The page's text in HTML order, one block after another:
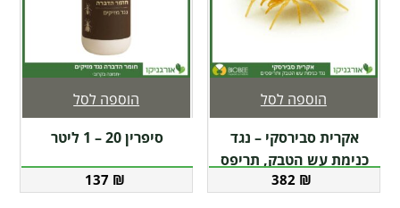
אקרית סבירסקי – נגד
כנימת עש הטבק, תריפס
382 ₪
הוספה לסל
סיפרין 20 – 1 ליטר
137 ₪
הוספה לסל